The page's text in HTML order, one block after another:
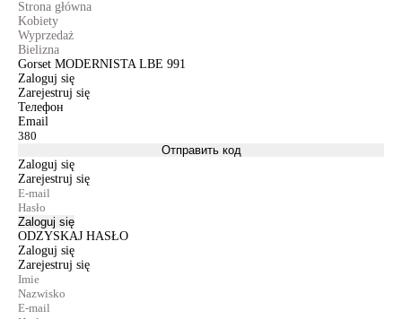
Strona główna
Kobiety
Wyprzedaż
Bielizna
Gorset MODERNISTA LBE 991
Zaloguj się
Zarejestruj się
Телефон
Email
Отправить код
Zaloguj się
Zarejestruj się
Zaloguj się
ODZYSKAJ HASŁO
Zaloguj się
Zarejestruj się